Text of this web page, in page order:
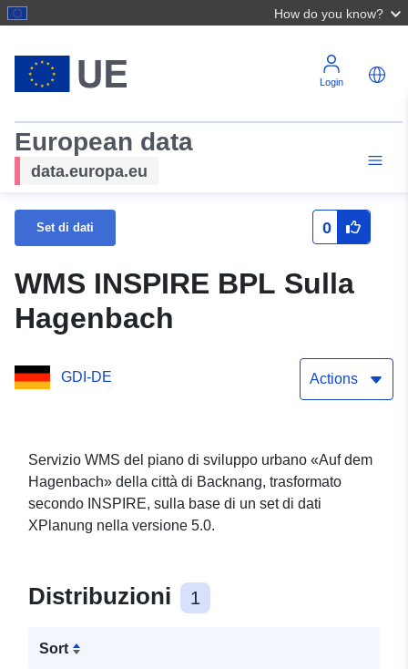
How do you know?
Login
European data
data.europa.eu
Set di dati 0
WMS INSPIRE BPL Sulla
Hagenbach
GDI-DE Actions
Servizio WMS del piano di sviluppo urbano «Auf dem
Hagenbach» della città di Backnang, trasformato
secondo INSPIRE, sulla base di un set di dati
XPlanung nella versione 5.0.
Distribuzioni 1
Sort